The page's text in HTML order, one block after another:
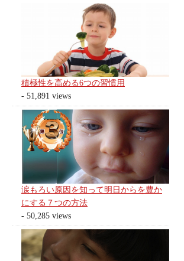
積極性を高める6つの習慣用
- 51,891 views
涙もろい原因を知って明日からを豊か
にする７つの方法
- 50,285 views